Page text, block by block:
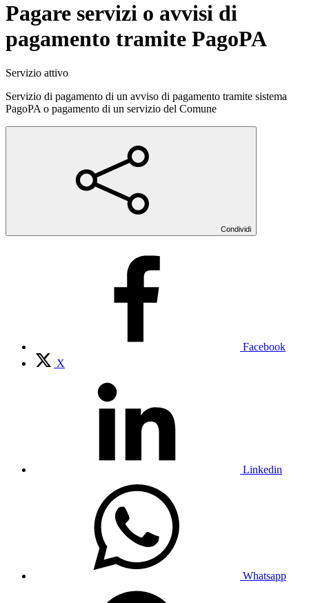
Pagare servizi o avvisi di
pagamento tramite PagoPA
Servizio attivo
Servizio di pagamento di un avviso di pagamento tramite sistema
PagoPA o pagamento di un servizio del Comune
Condividi
Facebook
X
Linkedin
Whatsapp